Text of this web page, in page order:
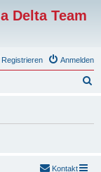
Delta Team
Anmelden
Registrieren
Kontakt